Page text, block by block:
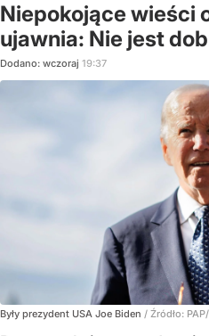
Niepokojące wieści
ujawnia: Nie jest
Dodano: wczoraj 19:37
Były prezydent USA Joe Biden / Źródło: